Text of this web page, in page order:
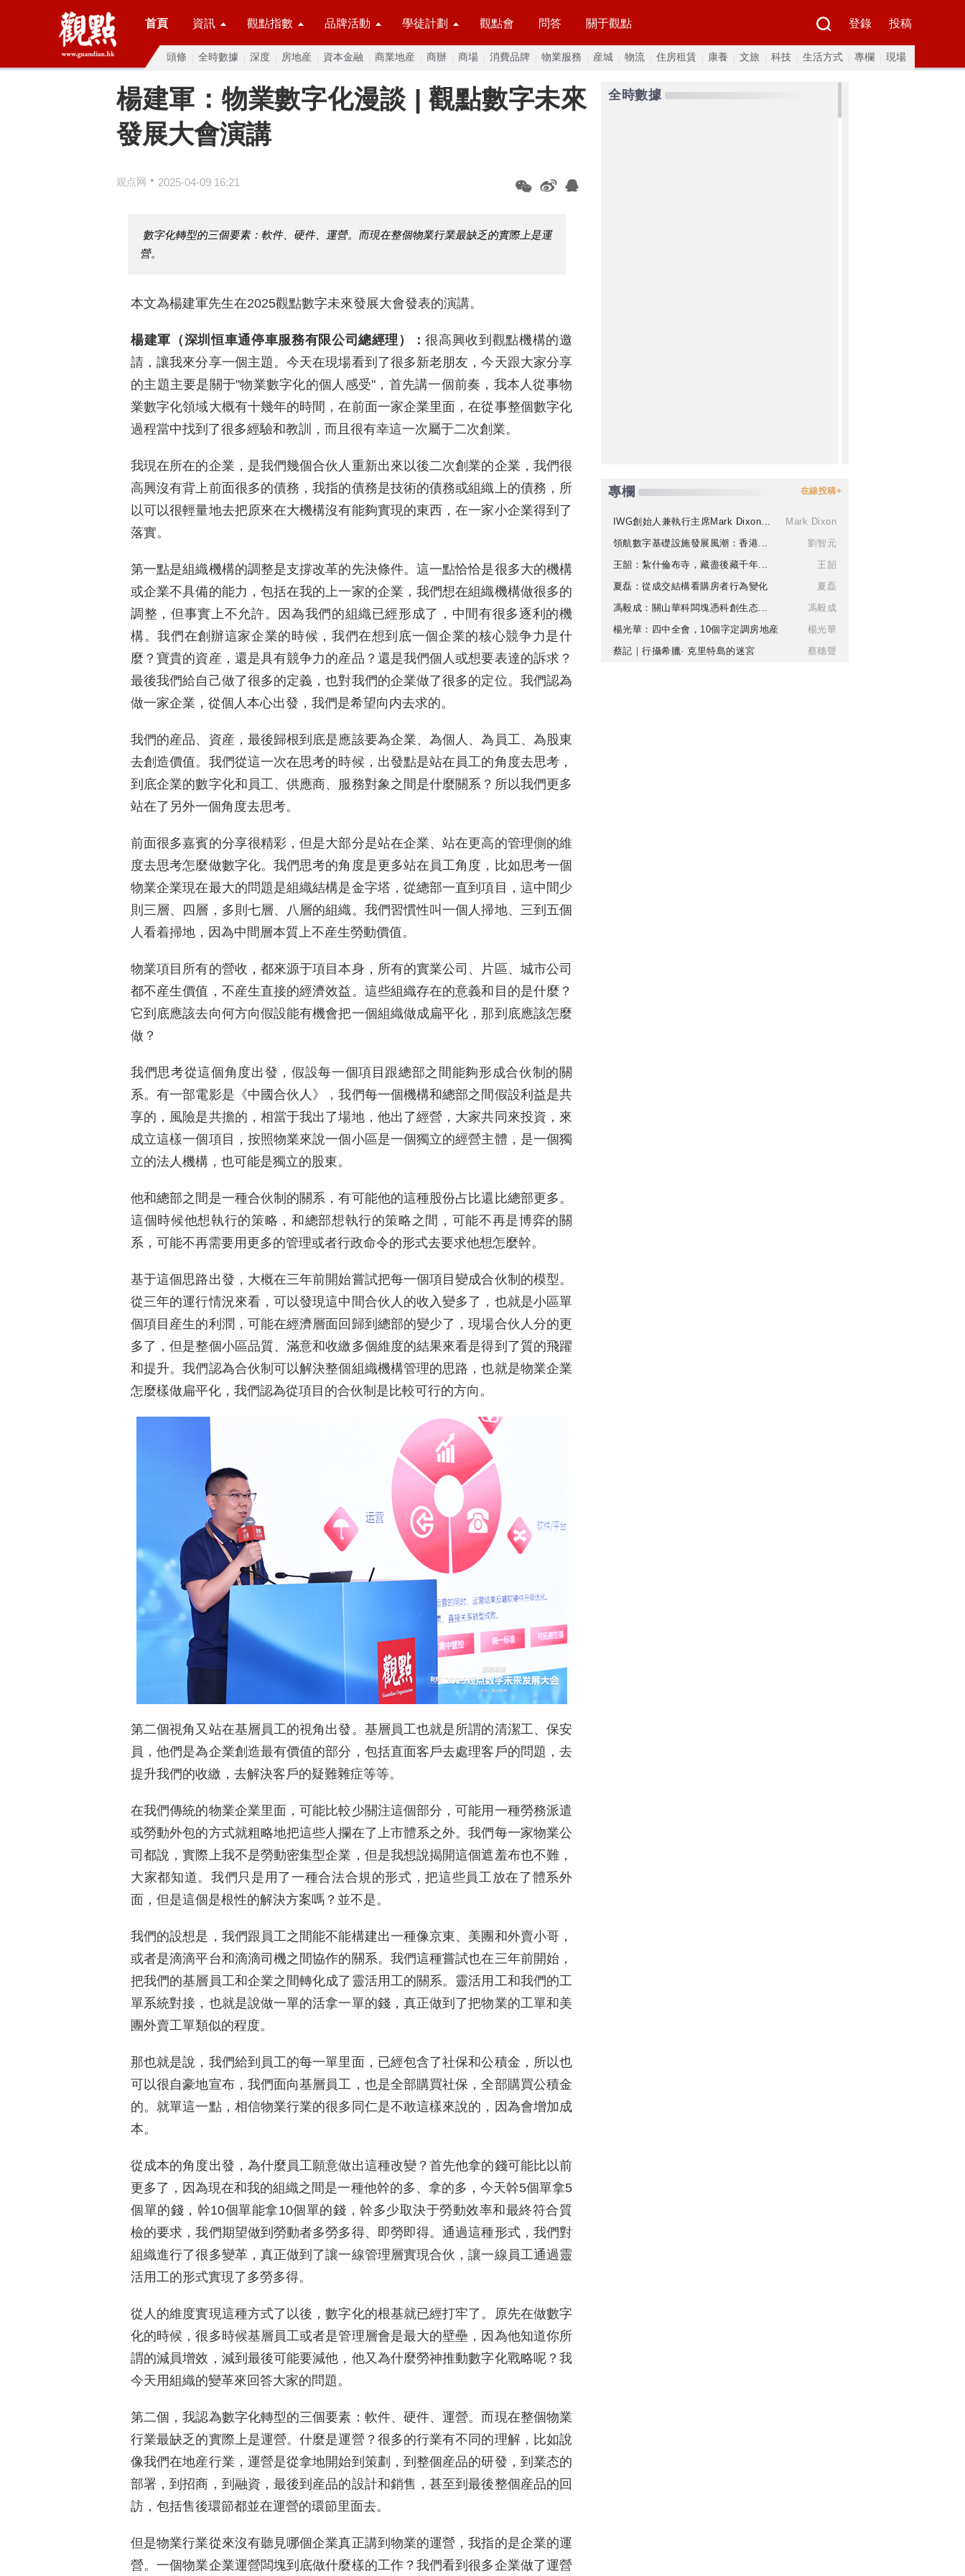
首頁 資訊 觀點指數 品牌活動 學徒計劃 觀點會 問答 關于觀點 登錄 投稿
頭條 全時數據 深度 房地産 資本金融 商業地産 商辦 商場 消費品牌 物業服務 産城 物流 住房租賃 康養 文旅 科技 生活方式 專欄 現場
楊建軍：物業數字化漫談 | 觀點數字未來
發展大會演講
观点网 • 2025-04-09 16:21
數字化轉型的三個要素：軟件、硬件、運營。而現在整個物業行業最缺乏的實際上是運
營。
本文為楊建軍先生在2025觀點數字未來發展大會發表的演講。
楊建軍（深圳恒車通停車服務有限公司總經理）：很高興收到觀點機構的邀
請，讓我來分享一個主題。今天在現場看到了很多新老朋友，今天跟大家分享
的主題主要是關于"物業數字化的個人感受"，首先講一個前奏，我本人從事物
業數字化領域大概有十幾年的時間，在前面一家企業里面，在從事整個數字化
過程當中找到了很多經驗和教訓，而且很有幸這一次屬于二次創業。
我現在所在的企業，是我們幾個合伙人重新出來以後二次創業的企業，我們很
高興沒有背上前面很多的債務，我指的債務是技術的債務或組織上的債務，所
以可以很輕量地去把原來在大機構沒有能夠實現的東西，在一家小企業得到了
落實。
第一點是組織機構的調整是支撐改革的先決條件。這一點恰恰是很多大的機構
或企業不具備的能力，包括在我的上一家的企業，我們想在組織機構做很多的
調整，但事實上不允許。因為我們的組織已經形成了，中間有很多逐利的機
構。我們在創辦這家企業的時候，我們在想到底一個企業的核心競争力是什
麼？寶貴的資産，還是具有競争力的産品？還是我們個人或想要表達的訴求？
最後我們給自己做了很多的定義，也對我們的企業做了很多的定位。我們認為
做一家企業，從個人本心出發，我們是希望向内去求的。
我們的産品、資産，最後歸根到底是應該要為企業、為個人、為員工、為股東
去創造價值。我們從這一次在思考的時候，出發點是站在員工的角度去思考，
到底企業的數字化和員工、供應商、服務對象之間是什麼關系？所以我們更多
站在了另外一個角度去思考。
前面很多嘉賓的分享很精彩，但是大部分是站在企業、站在更高的管理側的維
度去思考怎麼做數字化。我們思考的角度是更多站在員工角度，比如思考一個
物業企業現在最大的問題是組織結構是金字塔，從總部一直到項目，這中間少
則三層、四層，多則七層、八層的組織。我們習慣性叫一個人掃地、三到五個
人看着掃地，因為中間層本質上不産生勞動價值。
物業項目所有的營收，都來源于項目本身，所有的實業公司、片區、城市公司
都不産生價值，不産生直接的經濟效益。這些組織存在的意義和目的是什麼？
它到底應該去向何方向假設能有機會把一個組織做成扁平化，那到底應該怎麼
做？
我們思考從這個角度出發，假設每一個項目跟總部之間能夠形成合伙制的關
系。有一部電影是《中國合伙人》，我們每一個機構和總部之間假設利益是共
享的，風險是共擔的，相當于我出了場地，他出了經營，大家共同來投資，來
成立這樣一個項目，按照物業來說一個小區是一個獨立的經營主體，是一個獨
立的法人機構，也可能是獨立的股東。
他和總部之間是一種合伙制的關系，有可能他的這種股份占比還比總部更多。
這個時候他想執行的策略，和總部想執行的策略之間，可能不再是博弈的關
系，可能不再需要用更多的管理或者行政命令的形式去要求他想怎麼幹。
基于這個思路出發，大概在三年前開始嘗試把每一個項目變成合伙制的模型。
從三年的運行情況來看，可以發現這中間合伙人的收入變多了，也就是小區單
個項目産生的利潤，可能在經濟層面回歸到總部的變少了，現場合伙人分的更
多了，但是整個小區品質、滿意和收繳多個維度的結果來看是得到了質的飛躍
和提升。我們認為合伙制可以解決整個組織機構管理的思路，也就是物業企業
怎麼樣做扁平化，我們認為從項目的合伙制是比較可行的方向。
第二個視角又站在基層員工的視角出發。基層員工也就是所謂的清潔工、保安
員，他們是為企業創造最有價值的部分，包括直面客戶去處理客戶的問題，去
提升我們的收繳，去解決客戶的疑難雜症等等。
在我們傳統的物業企業里面，可能比較少關注這個部分，可能用一種勞務派遣
或勞動外包的方式就粗略地把這些人攔在了上市體系之外。我們每一家物業公
司都說，實際上我不是勞動密集型企業，但是我想說揭開這個遮羞布也不難，
大家都知道。我們只是用了一種合法合規的形式，把這些員工放在了體系外
面，但是這個是根性的解決方案嗎？並不是。
我們的設想是，我們跟員工之間能不能構建出一種像京東、美團和外賣小哥，
或者是滴滴平台和滴滴司機之間協作的關系。我們這種嘗試也在三年前開始，
把我們的基層員工和企業之間轉化成了靈活用工的關系。靈活用工和我們的工
單系統對接，也就是說做一單的活拿一單的錢，真正做到了把物業的工單和美
團外賣工單類似的程度。
那也就是說，我們給到員工的每一單里面，已經包含了社保和公積金，所以也
可以很自豪地宣布，我們面向基層員工，也是全部購買社保，全部購買公積金
的。就單這一點，相信物業行業的很多同仁是不敢這樣來說的，因為會增加成
本。
從成本的角度出發，為什麼員工願意做出這種改變？首先他拿的錢可能比以前
更多了，因為現在和我的組織之間是一種他幹的多、拿的多，今天幹5個單拿5
個單的錢，幹10個單能拿10個單的錢，幹多少取決于勞動效率和最終符合質
檢的要求，我們期望做到勞動者多勞多得、即勞即得。通過這種形式，我們對
組織進行了很多變革，真正做到了讓一線管理層實現合伙，讓一線員工通過靈
活用工的形式實現了多勞多得。
從人的維度實現這種方式了以後，數字化的根基就已經打牢了。原先在做數字
化的時候，很多時候基層員工或者是管理層會是最大的壁壘，因為他知道你所
謂的減員增效，減到最後可能要減他，他又為什麼勞神推動數字化戰略呢？我
今天用組織的變革來回答大家的問題。
第二個，我認為數字化轉型的三個要素：軟件、硬件、運營。而現在整個物業
行業最缺乏的實際上是運營。什麼是運營？很多的行業有不同的理解，比如說
像我們在地産行業，運營是從拿地開始到策劃，到整個産品的研發，到業态的
部署，到招商，到融資，最後到産品的設計和銷售，甚至到最後整個産品的回
訪，包括售後環節都並在運營的環節里面去。
但是物業行業從來沒有聽見哪個企業真正講到物業的運營，我指的是企業的運
營。一個物業企業運營闆塊到底做什麼樣的工作？我們看到很多企業做了運營
全時數據
專欄 在線投稿+
IWG創始人兼執行主席Mark Dixon...
Mark Dixon
領航數字基礎設施發展風潮：香港...
劉智元
王韶：紮什倫布寺，藏盡後藏千年...
王韶
夏磊：從成交結構看購房者行為變化
夏磊
馮毅成：關山華科闆塊憑科創生态...
馮毅成
楊光華：四中全會，10個字定調房地産
楊光華
蔡記｜行攝希臘· 克里特島的迷宮
蔡穗聲